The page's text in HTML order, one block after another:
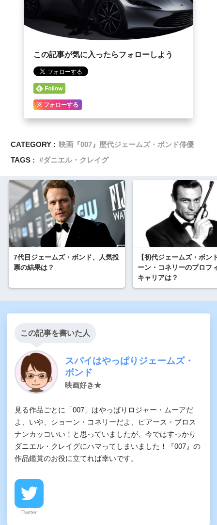
この記事が気に入ったらフォローしよう
フォローする
CATEGORY : 映画『007』歴代ジェームズ・ボンド俳優
TAGS :
ダニエル・クレイグ
7代目ジェームズ・ボンド、人気投
票の結果は？
【初代ジェームズ・ボン
ーン・コネリーのプロフ
キャリアは？
この記事を書いた人
スパイはやっぱりジェームズ・
ボンド
映画好き★
見る作品ごとに「007」はやっぱりロジャー・ムーアだ
よ、いや、ショーン・コネリーだよ、ピアース・ブロス
ナンカッコいい！と思っていましたが、今ではすっかり
ダニエル・クレイグにハマってしまいました！『007』の
作品鑑賞のお役に立てれば幸いです。
Twitter